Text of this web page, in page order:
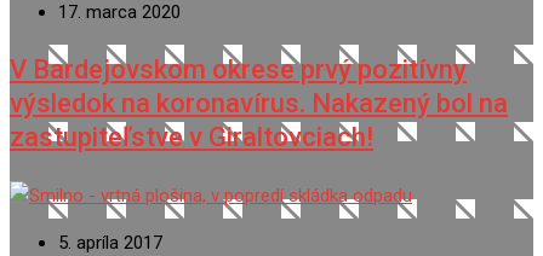
17. marca 2020
V Bardejovskom okrese prvý pozitívny
výsledok na koronavírus. Nakazený bol na
zastupiteľstve v Giraltovciach!
5. apríla 2017